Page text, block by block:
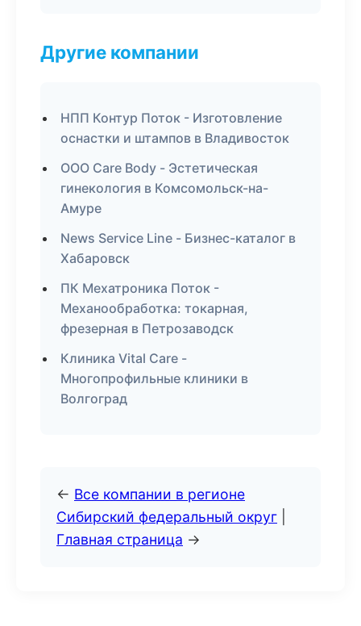
Другие компании
НПП Контур Поток - Изготовление
оснастки и штампов в Владивосток
ООО Care Body - Эстетическая
гинекология в Комсомольск-на-
Амуре
News Service Line - Бизнес-каталог в
Хабаровск
ПК Мехатроника Поток -
Механообработка: токарная,
фрезерная в Петрозаводск
Клиника Vital Care -
Многопрофильные клиники в
Волгоград
← Все компании в регионе
Сибирский федеральный округ
Главная страница →